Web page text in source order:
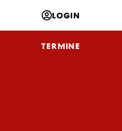
LOGIN
TERMINE